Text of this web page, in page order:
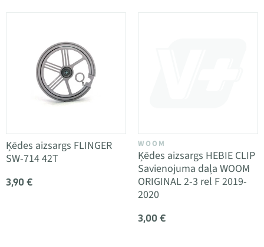
Ķēdes aizsargs FLINGER
SW-714 42T
3,90 €
WOOM
Ķēdes aizsargs HEBIE CLIP
Savienojuma daļa WOOM
ORIGINAL 2-3 rel F 2019-
2020
3,00 €